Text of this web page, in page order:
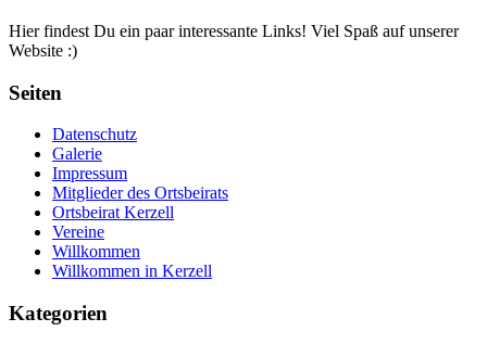
Hier findest Du ein paar interessante Links! Viel Spaß auf unserer
Website :)
Seiten
Datenschutz
Galerie
Impressum
Mitglieder des Ortsbeirats
Ortsbeirat Kerzell
Vereine
Willkommen
Willkommen in Kerzell
Kategorien